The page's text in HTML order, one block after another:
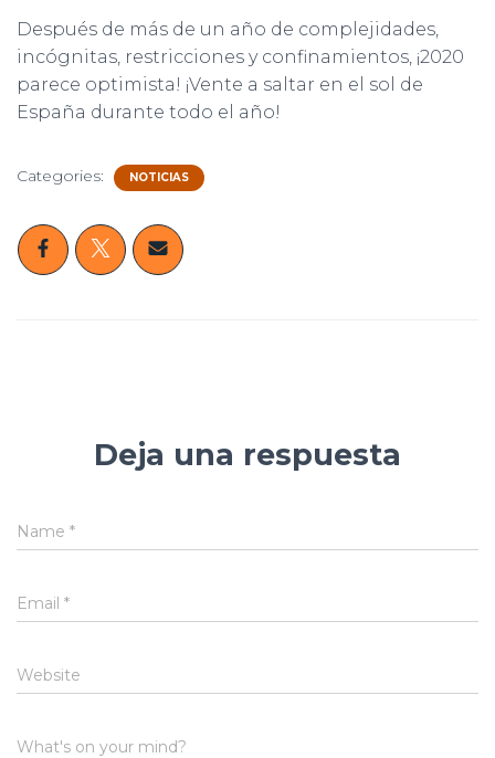
Después de más de un año de complejidades,
incógnitas, restricciones y confinamientos, ¡2020
parece optimista! ¡Vente a saltar en el sol de
España durante todo el año!
Categories: NOTICIAS
Deja una respuesta
Name *
Email *
Website
What's on your mind?